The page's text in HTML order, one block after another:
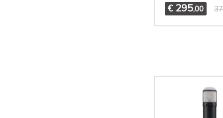
€ 295,00